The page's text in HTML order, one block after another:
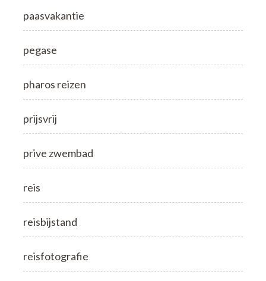
paasvakantie
pegase
pharos reizen
prijsvrij
prive zwembad
reis
reisbijstand
reisfotografie